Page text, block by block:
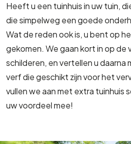
Heeft u een tuinhuis in uw tuin,
die simpelweg een goede
Wat de reden ook is, u bent op
gekomen. We gaan kort in op de
schilderen, en vertellen u daarna
verf die geschikt zijn voor het
vullen we aan met extra tuinhuis
uw voordeel mee!